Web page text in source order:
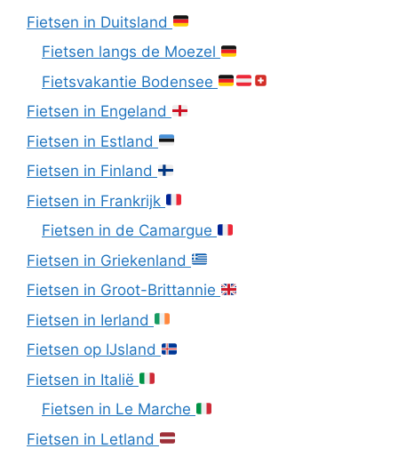
Fietsen in Duitsland
Fietsen langs de Moezel
Fietsvakantie Bodensee
Fietsen in Engeland
Fietsen in Estland
Fietsen in Finland
Fietsen in Frankrijk
Fietsen in de Camargue
Fietsen in Griekenland
Fietsen in Groot-Brittannie
Fietsen in Ierland
Fietsen op IJsland
Fietsen in Italië
Fietsen in Le Marche
Fietsen in Letland